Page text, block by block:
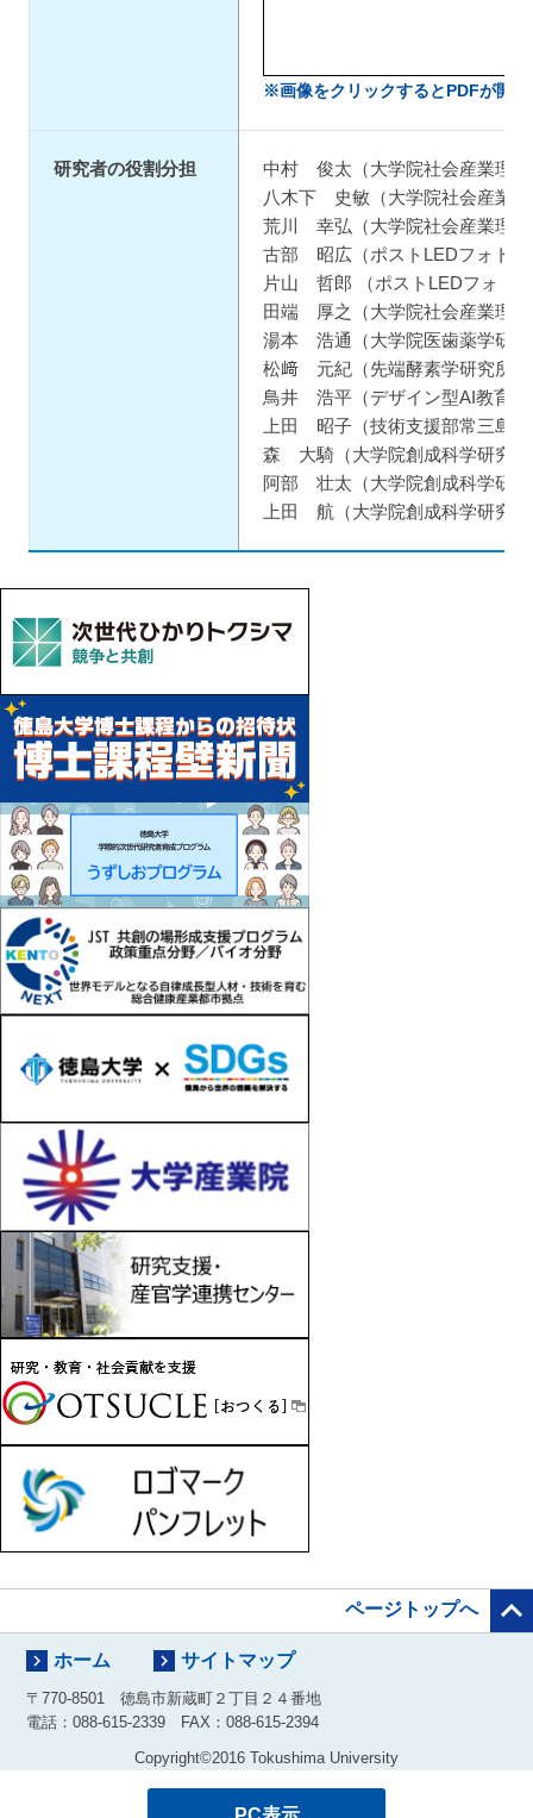
※画像をクリックするとPDFが開き
研究者の役割分担
中村 俊太（大学院社会産業理工
八木下 史敏（大学院社会産業理
荒川 幸弘（大学院社会産業理工
古部 昭広（ポストLEDフォトニ
片山 哲郎 （ポストLEDフォト
田端 厚之（大学院社会産業理工
湯本 浩通（大学院医歯薬学研究
松﨑 元紀（先端酵素学研究所・
鳥井 浩平（デザイン型AI教育研
上田 昭子（技術支援部常三島
森 大騎（大学院創成科学研究科
阿部 壮太（大学院創成科学研究
上田 航（大学院創成科学研究
ページトップへ 
 ホーム  サイトマップ
〒770-8501 徳島市新蔵町２丁目２４番地
電話：088-615-2339 FAX：088-615-2394
Copyright©2016 Tokushima University